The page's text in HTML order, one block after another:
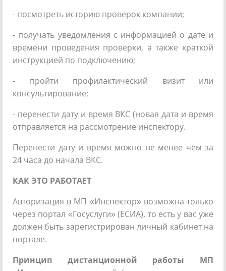
- посмотреть историю проверок компании;
- получать уведомления с информацией о дате и
времени проведения проверки, а также краткой
инструкцией по подключению;
- пройти профилактический визит или
консультирование;
- перенести дату и время ВКС (новая дата и время
отправляется на рассмотрение инспектору.
Перенести дату и время можно не менее чем за
24 часа до начала ВКС.
КАК ЭТО РАБОТАЕТ
Авторизация в МП «Инспектор» возможна только
через портал «Госуслуги» (ЕСИА), то есть у вас уже
должен быть зарегистрирован личный кабинет на
портале.
Принцип дистанционной работы МП